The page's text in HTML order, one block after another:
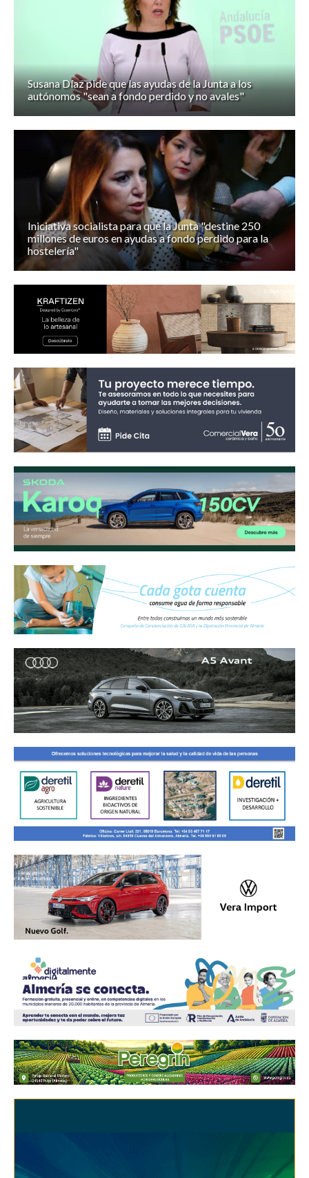
Susana Díaz pide que las ayudas de la Junta a los
autónomos "sean a fondo perdido y no avales"
Iniciativa socialista para que la Junta "destine 250
millones de euros en ayudas a fondo perdido para la
hostelería"